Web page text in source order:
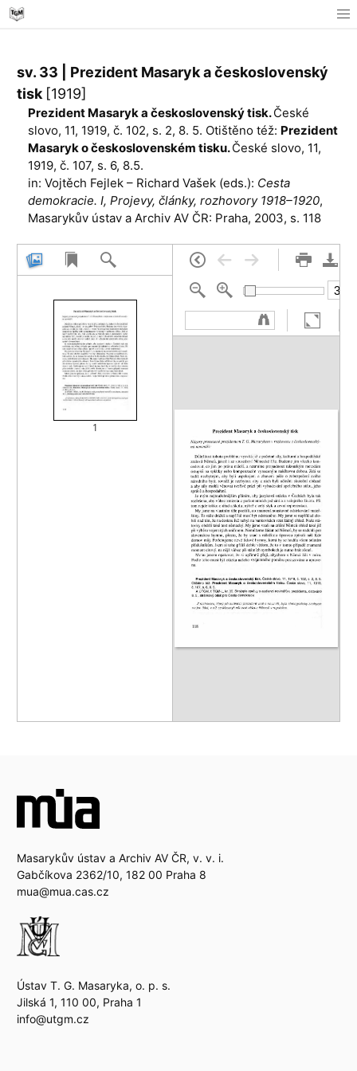
sv. 33 | Prezident Masaryk a československý
tisk [1919]
Prezident Masaryk a československý tisk.České
slovo, 11, 1919, č. 102, s. 2, 8. 5. Otištěno též: Prezident
Masaryk o československém tisku.České slovo, 11,
1919, č. 107, s. 6, 8.5.
in: Vojtěch Fejlek – Richard Vašek (eds.): Cesta
demokracie. I, Projevy, články, rozhovory 1918–1920,
Masarykův ústav a Archiv AV ČR: Praha, 2003, s. 118
Masarykův ústav a Archiv AV ČR, v. v. i.
Gabčíkova 2362/10, 182 00 Praha 8
mua@mua.cas.cz
Ústav T. G. Masaryka, o. p. s.
Jilská 1, 110 00, Praha 1
info@utgm.cz